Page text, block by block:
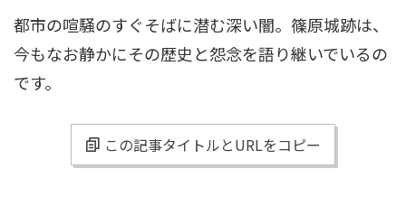
都市の喧騒のすぐそばに潜む深い闇。篠原城跡は、
今もなお静かにその歴史と怨念を語り継いでいるの
です。
この記事タイトルとURLをコピー